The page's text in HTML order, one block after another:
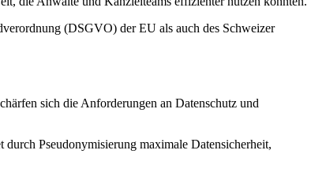
(DSGVO) der EU als auch des Schweizer
sich die Anforderungen an Datenschutz und
Pseudonymisierung maximale Datensicherheit,